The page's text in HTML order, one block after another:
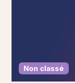
Non classé